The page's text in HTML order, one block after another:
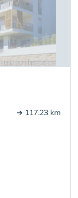
➔ 117.23 km